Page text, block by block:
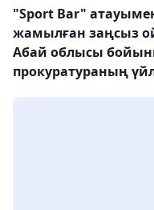
"Sport Bar"
жамылған заңсыз
Абай облысы
прокуратураның